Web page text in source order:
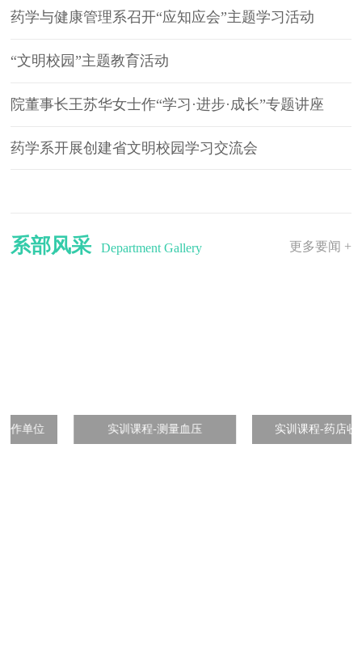
药学与健康管理系召开“应知应会”主题学习活动
“文明校园”主题教育活动
院董事长王苏华女士作“学习·进步·成长”专题讲座
药学系开展创建省文明校园学习交流会
系部风采 Department Gallery 更多要闻 +
实训课程-测量血压 实训课程-药店收银指导